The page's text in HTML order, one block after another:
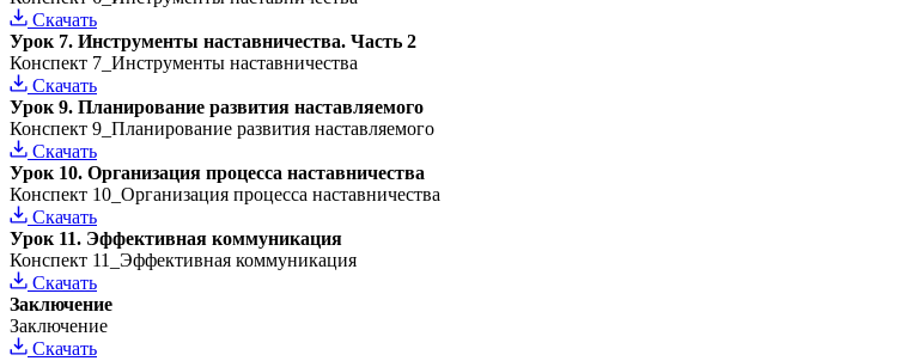
Скачать
Урок 7. Инструменты наставничества. Часть 2
Конспект 7_Инструменты наставничества
Скачать
Урок 9. Планирование развития наставляемого
Конспект 9_Планирование развития наставляемого
Скачать
Урок 10. Организация процесса наставничества
Конспект 10_Организация процесса наставничества
Скачать
Урок 11. Эффективная коммуникация
Конспект 11_Эффективная коммуникация
Скачать
Заключение
Заключение
Скачать